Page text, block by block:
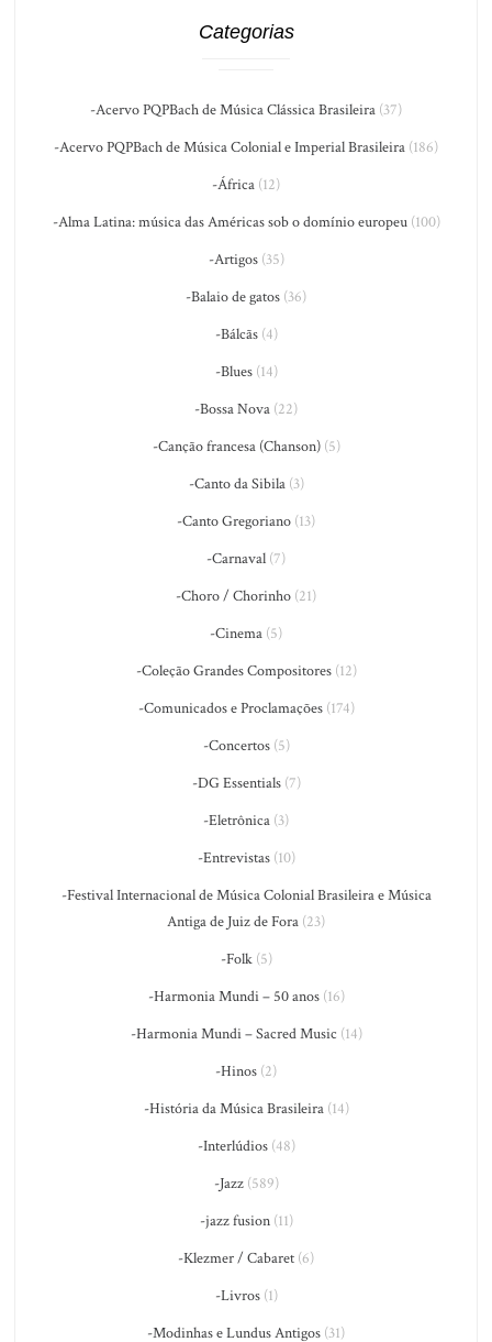
Categorias
-Acervo PQPBach de Música Clássica Brasileira (37)
-Acervo PQPBach de Música Colonial e Imperial Brasileira (186)
-África (12)
-Alma Latina: música das Américas sob o domínio europeu(100)
-Artigos(35)
-Balaio de gatos (36)
-Bálcãs(4)
-Blues(14)
-Bossa Nova (22)
-Canção francesa (Chanson)(5)
-Canto da Sibila(3)
-Canto Gregoriano (13)
-Carnaval (7)
-Choro / Chorinho (21)
-Cinema (5)
-Coleção Grandes Compositores(12)
-Comunicados e Proclamações(174)
-Concertos(5)
-DG Essentials(7)
-Eletrônica (3)
-Entrevistas(10)
-Festival Internacional de Música Colonial Brasileira e Música
Antiga de Juiz de Fora (23)
-Folk(5)
-Harmonia Mundi – 50 anos(16)
-Harmonia Mundi – Sacred Music (14)
-Hinos (2)
-História da Música Brasileira(14)
-Interlúdios(48)
-Jazz(589)
-jazz fusion(11)
-Klezmer / Cabaret (6)
-Livros(1)
-Modinhas e Lundus Antigos (31)